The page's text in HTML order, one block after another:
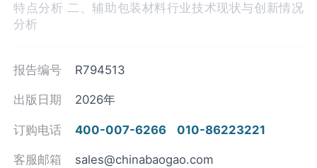
特点分析 二、辅助包装材料行业技术现状与创新情况
分析
报告编号 R794513
出版日期 2026年
订购电话 400-007-6266 010-86223221
客服邮箱 sales@chinabaogao.com